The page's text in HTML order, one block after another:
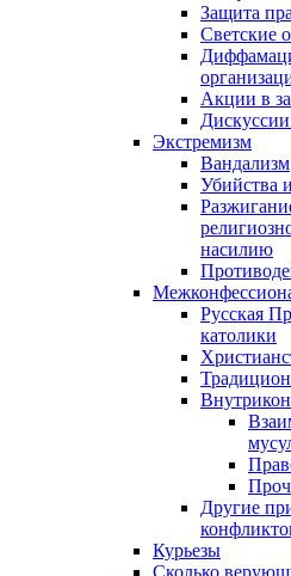
Защита
Светские
Акции в
Экстремизм
Вандализм
Убийства
насилию
Русская
католики
Другие
Курьезы
Сколько